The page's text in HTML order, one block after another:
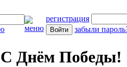
регистрация
забыли
С Днём Победы!